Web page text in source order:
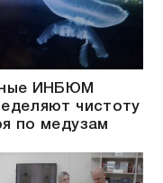
ИНБЮМ
чистоту
по медузам